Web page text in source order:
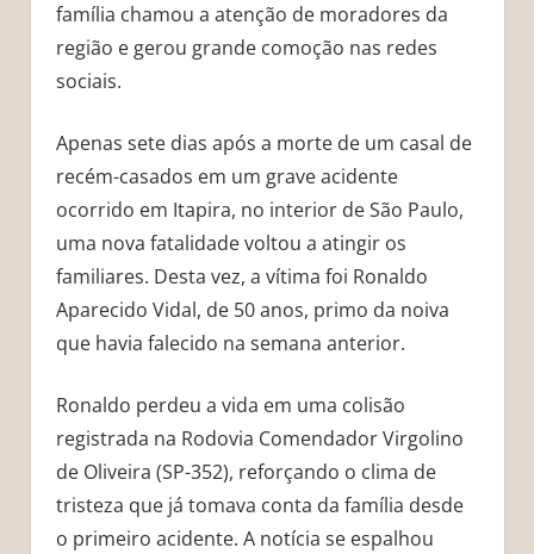
família chamou a atenção de moradores da
região e gerou grande comoção nas redes
sociais.
Apenas sete dias após a morte de um casal de
recém-casados em um grave acidente
ocorrido em Itapira, no interior de São Paulo,
uma nova fatalidade voltou a atingir os
familiares. Desta vez, a vítima foi Ronaldo
Aparecido Vidal, de 50 anos, primo da noiva
que havia falecido na semana anterior.
Ronaldo perdeu a vida em uma colisão
registrada na Rodovia Comendador Virgolino
de Oliveira (SP-352), reforçando o clima de
tristeza que já tomava conta da família desde
o primeiro acidente. A notícia se espalhou